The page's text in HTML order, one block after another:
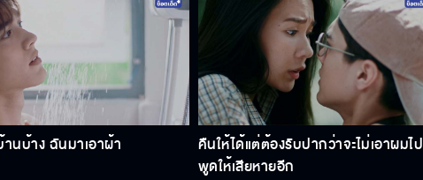
นบ้าง ฉันมาเอาผ้า
คืนให้ได้แต่ต้องรับปากว่าจะไม่เอาผมไป
พูดให้เสียหายอีก